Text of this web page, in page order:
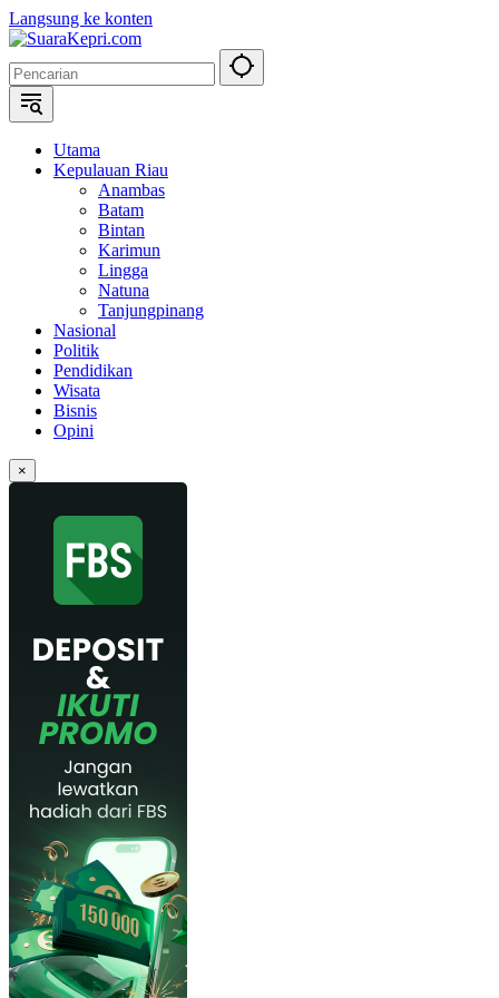
Langsung ke konten
Utama
Kepulauan Riau
Anambas
Batam
Bintan
Karimun
Lingga
Natuna
Tanjungpinang
Nasional
Politik
Pendidikan
Wisata
Bisnis
Opini
×